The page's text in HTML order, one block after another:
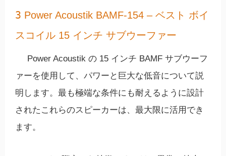
3 Power Acoustik BAMF-154 – ベスト ボイ
スコイル 15 インチ サブウーファー
Power Acoustik の 15 インチ BAMF サブウーフ
ァーを使用して、パワーと巨大な低音について説
明します。最も極端な条件にも耐えるように設計
されたこれらのスピーカーは、最大限に活用でき
ます。